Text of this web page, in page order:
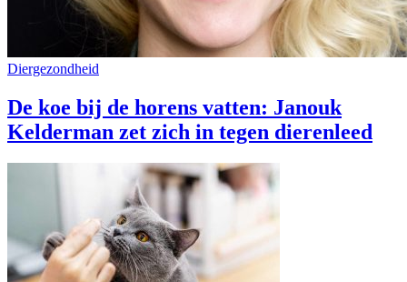
Diergezondheid
De koe bij de horens vatten: Janouk
Kelderman zet zich in tegen dierenleed